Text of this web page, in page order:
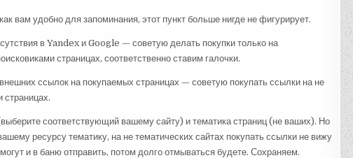
вам удобно для запоминания, этот пункт больше нигде не фигурирует.
в Yandex и Google — советую делать покупки только на
страницах, соответственно ставим галочки.
ссылок на покупаемых страницах — советую покупать ссылки на не
страницах.
соответствующий вашему сайту) и тематика страниц (не ваших). Но
ресурсу тематику, на не тематических сайтах покупать ссылки не вижу
и в баню отправить, потом долго отмываться будете. Сохраняем.